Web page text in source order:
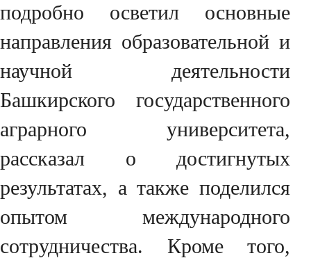
подробно осветил основные
направления образовательной и
научной деятельности
Башкирского государственного
аграрного университета,
рассказал о достигнутых
результатах, а также поделился
опытом международного
сотрудничества. Кроме того,